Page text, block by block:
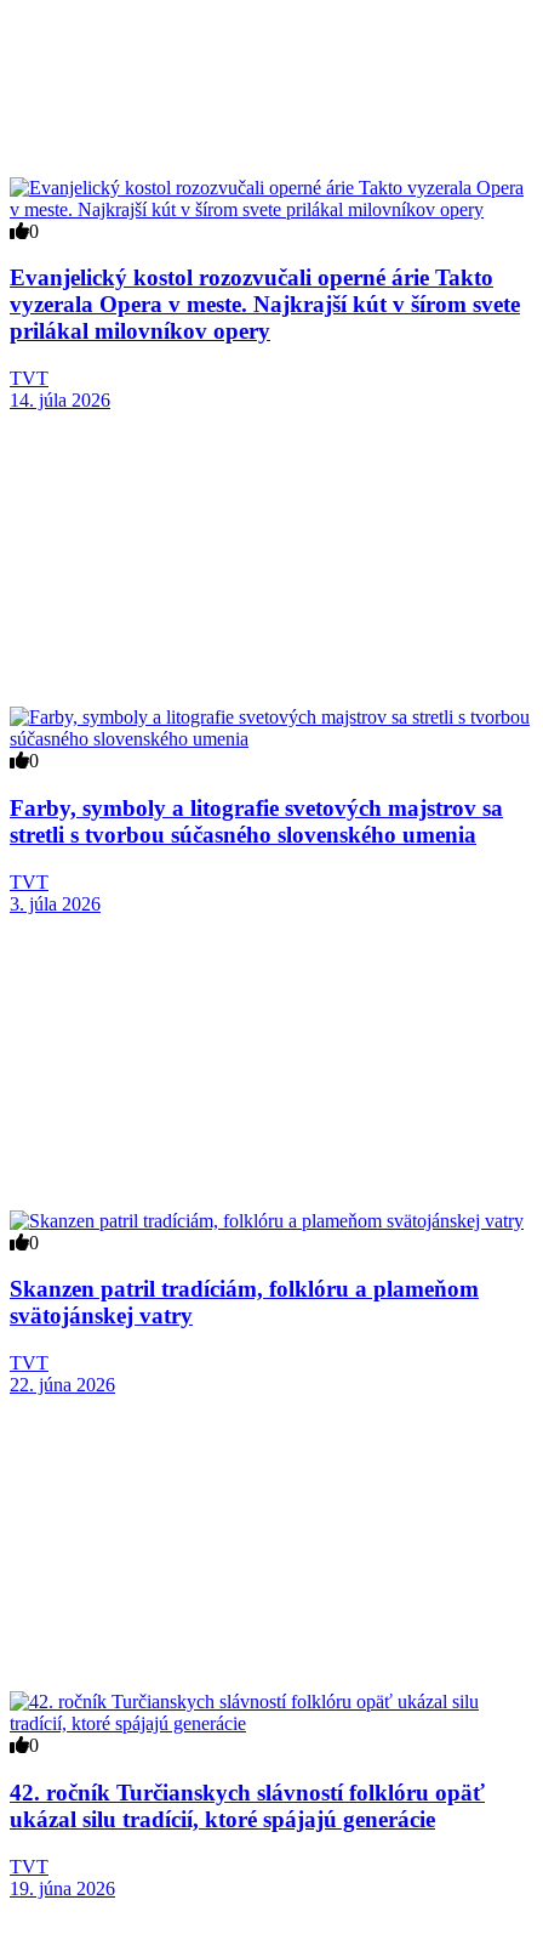
0
Evanjelický kostol rozozvučali operné árie Takto
vyzerala Opera v meste. Najkrajší kút v šírom svete
prilákal milovníkov opery
TVT
14. júla 2026
0
Farby, symboly a litografie svetových majstrov sa
stretli s tvorbou súčasného slovenského umenia
TVT
3. júla 2026
0
Skanzen patril tradíciám, folklóru a plameňom
svätojánskej vatry
TVT
22. júna 2026
0
42. ročník Turčianskych slávností folklóru opäť
ukázal silu tradícií, ktoré spájajú generácie
TVT
19. júna 2026